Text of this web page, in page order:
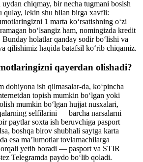
chiqmay, bir necha tugmani bosish
qulay, lekin shu bilan birga xavfli:
1 marta ko‘rsatishning o‘zi
bo‘lsangiz ham, nomingizda kredit
holatlar qanday sodir bo‘lishi va
qilishimiz haqida batafsil ko‘rib chiqamiz.
qayerdan olishadi?
dohiyona ish qilmasalar-da, ko‘pincha
topish mumkin bo‘lgan yoki
mumkin bo‘lgan hujjat nusxalari,
selfilarini — barcha narsalarni
paytlar soxta ish beruvchiga pasport
boshqa birov shubhali saytga karta
esa ma’lumotlar tovlamachilarga
yetib boradi — pasport va STIR
Telegramda paydo bo‘lib qoladi.